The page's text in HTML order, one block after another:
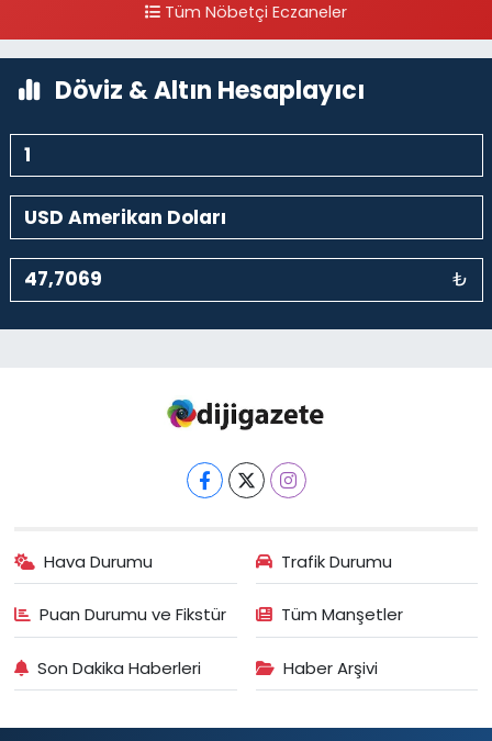
kalaycıbahçe Meydana DoğruTüm Nöbetçi Eczaneler
Döviz & Altın Hesaplayıcı
₺
Hava Durumu Trafik Durumu
Puan Durumu ve Fikstür Tüm Manşetler
Son Dakika Haberleri Haber Arşivi